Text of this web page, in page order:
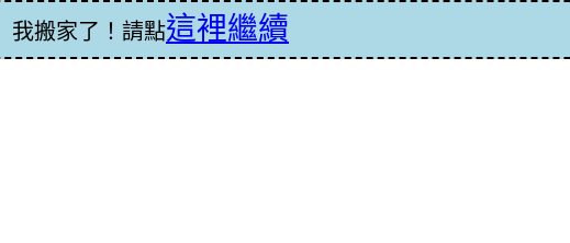
我搬家了！請點這裡繼續